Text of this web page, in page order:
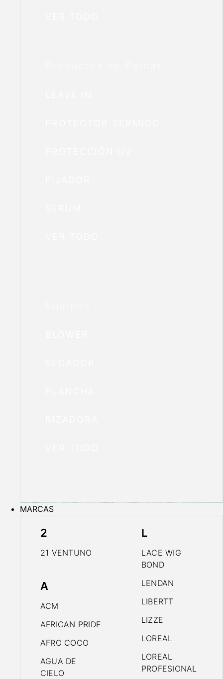
MARCAS
2
21 VENTUNO
A
ACM
AFRICAN PRIDE
AFRO COCO
AGUA DE
CIELO
L
LACE WIG
BOND
LENDAN
LIBERTT
LIZZE
LOREAL
LOREAL
PROFESIONAL